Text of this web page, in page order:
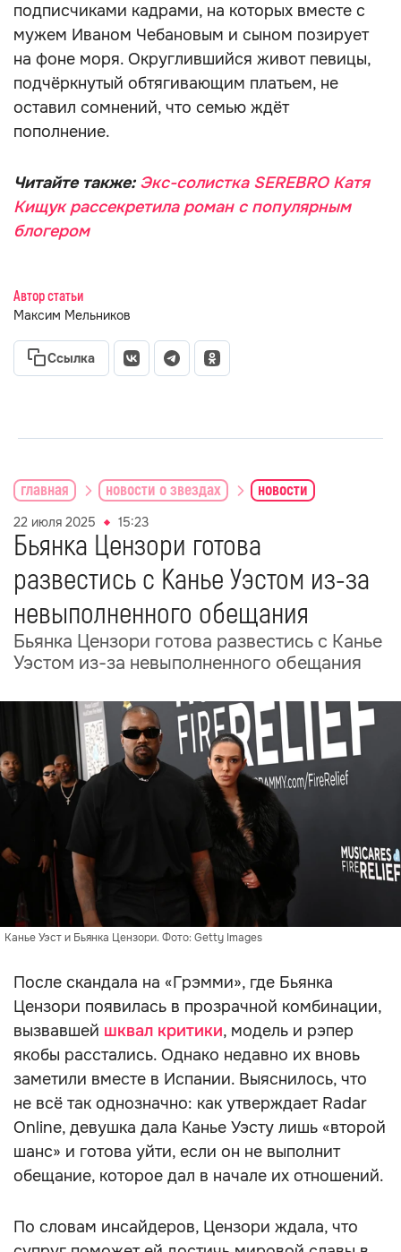
подписчиками кадрами, на которых вместе с
мужем Иваном Чебановым и сыном позирует
на фоне моря. Округлившийся живот певицы,
подчёркнутый обтягивающим платьем, не
оставил сомнений, что семью ждёт
пополнение.
Читайте также: Экс-солистка SEREBRO Катя
Кищук рассекретила роман с популярным
блогером
Автор статьи
Максим Мельников
Ссылка
главная новости о звездах новости
22 июля 2025 15:23
Бьянка Цензори готова
развестись с Канье Уэстом из-за
невыполненного обещания
Бьянка Цензори готова развестись с Канье
Уэстом из-за невыполненного обещания
Канье Уэст и Бьянка Цензори. Фото: Getty Images
После скандала на «Грэмми», где Бьянка
Цензори появилась в прозрачной комбинации,
вызвавшей шквал критики, модель и рэпер
якобы расстались. Однако недавно их вновь
заметили вместе в Испании. Выяснилось, что
не всё так однозначно: как утверждает Radar
Online, девушка дала Канье Уэсту лишь «второй
шанс» и готова уйти, если он не выполнит
обещание, которое дал в начале их отношений.
По словам инсайдеров, Цензори ждала, что